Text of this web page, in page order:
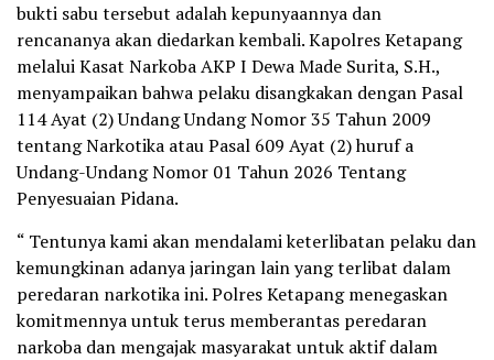
bukti sabu tersebut adalah kepunyaannya dan
rencananya akan diedarkan kembali. Kapolres Ketapang
melalui Kasat Narkoba AKP I Dewa Made Surita, S.H.,
menyampaikan bahwa pelaku disangkakan dengan Pasal
114 Ayat (2) Undang Undang Nomor 35 Tahun 2009
tentang Narkotika atau Pasal 609 Ayat (2) huruf a
Undang-Undang Nomor 01 Tahun 2026 Tentang
Penyesuaian Pidana.
“ Tentunya kami akan mendalami keterlibatan pelaku dan
kemungkinan adanya jaringan lain yang terlibat dalam
peredaran narkotika ini. Polres Ketapang menegaskan
komitmennya untuk terus memberantas peredaran
narkoba dan mengajak masyarakat untuk aktif dalam